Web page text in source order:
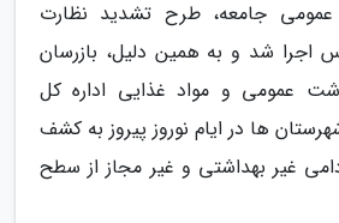
جامعه، طرح تشدید نظارت
اجرا شد و به همین دلیل، بازرسان
عمومی و مواد غذایی اداره کل
ها در ایام نوروز پیروز به کشف
دامی غیر بهداشتی و غیر مجاز از سطح